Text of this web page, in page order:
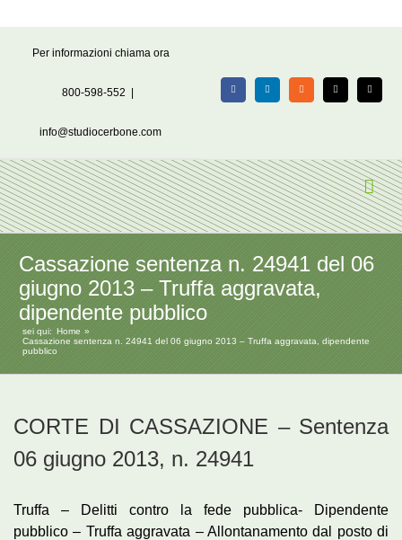
Per informazioni chiama ora
800-598-552
info@studiocerbone.com
FacebookLinkedIn Rss X Email
Cassazione sentenza n. 24941 del 06
giugno 2013 – Truffa aggravata,
dipendente pubblico
sei qui:
Home
Cassazione sentenza n. 24941 del 06 giugno 2013 – Truffa aggravata, dipendente
pubblico
CORTE DI CASSAZIONE – Sentenza
06 giugno 2013, n. 24941
Truffa – Delitti contro la fede pubblica- Dipendente
pubblico – Truffa aggravata – Allontanamento dal posto di